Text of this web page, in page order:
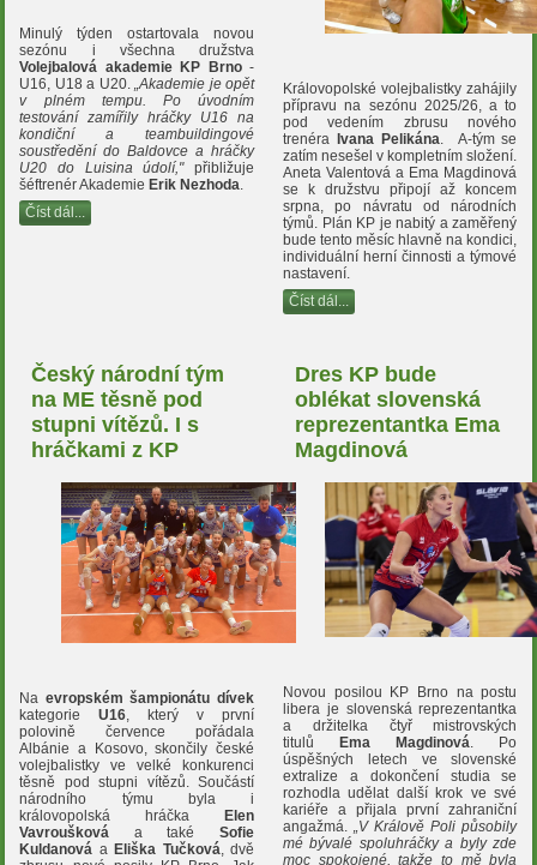
Minulý týden ostartovala novou
sezónu i všechna družstva
Volejbalová akademie KP Brno-
U16, U18 a U20.„Akademie je opět
v plném tempu. Po úvodním
testování zamířily hráčky U16 na
kondiční a teambuildingové
soustředění do Baldovce a hráčky
U20 do Luisina údolí," přibližuje
šéftrenér Akademie Erik Nezhoda.
Číst dál...
Královopolské volejbalistky zahájily
přípravu na sezónu 2025/26, a to
pod vedením zbrusu nového
trenéra
Ivana Pelikána. A-tým se
zatím nesešel v kompletním složení.
Aneta Valentová a Ema Magdinová
se k družstvu připojí až koncem
srpna, po návratu od národních
týmů. Plán KP je nabitý a zaměřený
bude tento měsíc hlavně na kondici,
individuální herní činnosti a týmové
nastavení.
Číst dál...
Český národní tým
na ME těsně pod
stupni vítězů. I s
hráčkami z KP
Na evropském šampionátu dívek
kategorieU16, který v první
polovině července pořádala
Albánie a Kosovo, skončily české
volejbalistky ve velké konkurenci
těsně pod stupni vítězů. Součástí
národního týmu byla i
královopolská hráčka
Elen
Vavroušková a také Sofie
Kuldanová a Eliška Tučková, dvě
Dres KP bude
oblékat slovenská
reprezentantka Ema
Magdinová
Novou posilou KP Brno na postu
libera je slovenská reprezentantka
a držitelka čtyř mistrovských
titulůEma Magdinová . Po
úspěšných letech ve slovenské
extralize a dokončení studia se
rozhodla udělat další krok ve své
kariéře a přijala první zahraniční
angažmá.
„V Králově Poli působily
mé bývalé spoluhráčky a byly zde
moc spokojené, takže to mě byla